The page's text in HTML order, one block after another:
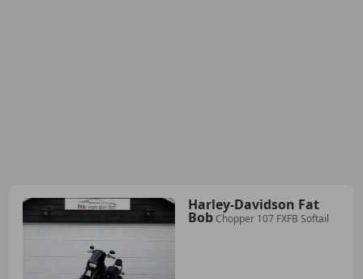
Harley-Davidson Fat
BobChopper 107 FXFB Softail